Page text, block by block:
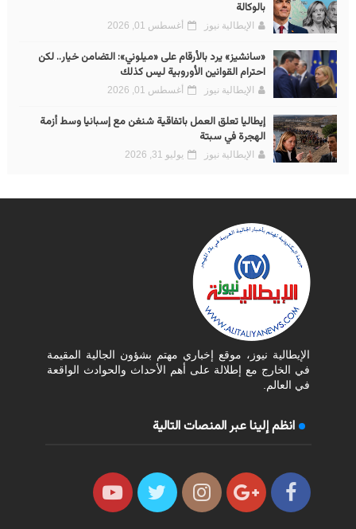
بالوكالة
الإيطالية نيوز أغسطس 01, 2026
«سانشيز» يرد بالأرقام على «ميلوني»: التضامن خيار.. لكن
احترام القوانين الأوروبية ليس كذلك
الإيطالية نيوز أغسطس 01, 2026
إيطاليا تعلق العمل باتفاقية شنغن مع إسبانيا وسط أزمة
الهجرة في سبتة
الإيطالية نيوز يوليو 31, 2026
الإيطالية نيوز، موقع إخباري مهتم بشؤون الجالية المقيمة
في الخارج مع إطلالة على أهم الأحداث والحوادث الواقعة
في العالم.
انظم إلينا عبر المنصات التالية